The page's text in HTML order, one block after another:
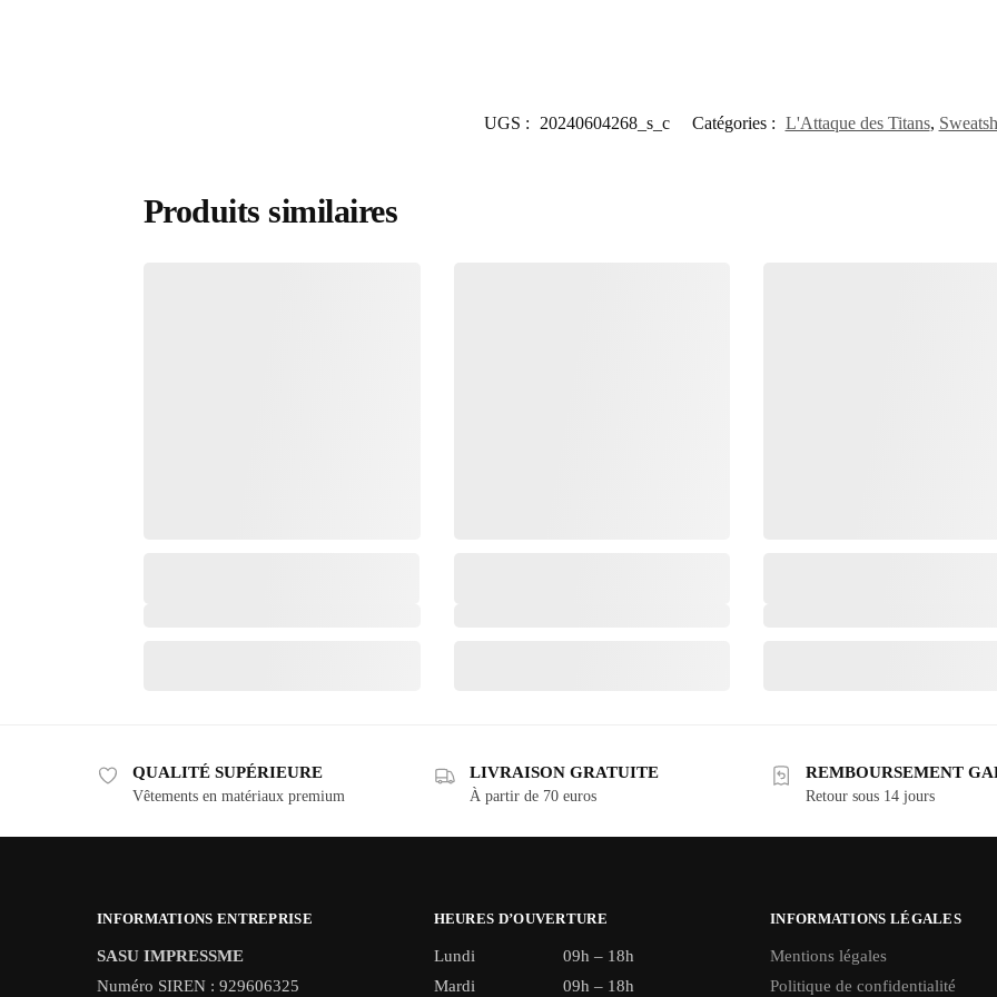
UGS : 20240604268_s_c Catégories : L'Attaque des Titans,
Produits similaires
QUALITÉ SUPÉRIEURE
Vêtements en matériaux premium
LIVRAISON GRATUITE
À partir de 70 euros
REMBOURSEMENT
Retour sous 14 jours
INFORMATIONS ENTREPRISE
SASU IMPRESSME
Numéro SIREN : 929606325
HEURES D’OUVERTURE
Lundi
09h – 18h
Mardi
09h – 18h
INFORMATIONS LÉGALES
Mentions légales
Politique de confidentialité